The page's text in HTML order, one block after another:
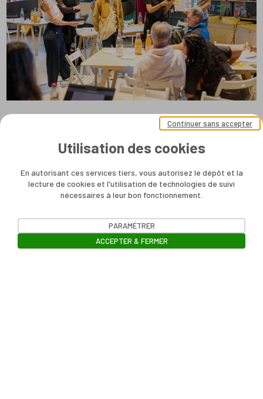
Utilisation des cookies
En autorisant ces services tiers, vous autorisez le dépôt et la
lecture de cookies et l'utilisation de technologies de suivi
nécessaires à leur bon fonctionnement.
Continuer sans accepter
PARAMÉTRER
ACCEPTER & FERMER